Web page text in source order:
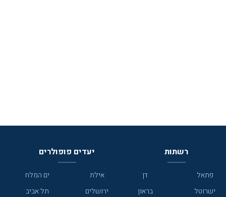
רשתות
פתאל
דן
ישרוטל
בראון
יעדים פופולרים
אילת
ים המלח
ירושלים
תל אביב